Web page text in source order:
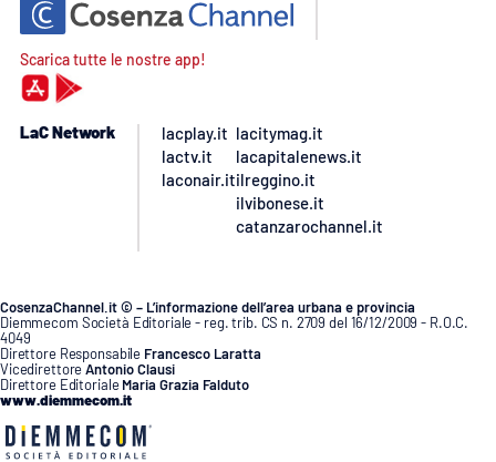
Scarica tutte le nostre app!
LaC Network
lacplay.it
lactv.it
laconair.it
lacitymag.it
lacapitalenews.it
ilreggino.it
ilvibonese.it
catanzarochannel.it
CosenzaChannel.it © – L’informazione dell’area urbana e provincia
Diemmecom Società Editoriale - reg. trib. CS n. 2709 del 16/12/2009 - R.O.C.
4049
Direttore Responsabile Francesco Laratta
VicedirettoreAntonio Clausi
Direttore Editoriale Maria Grazia Falduto
www.diemmecom.it